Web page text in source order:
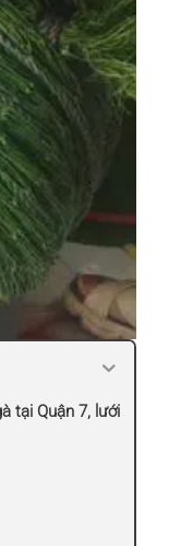
tại Quận 7, lưới